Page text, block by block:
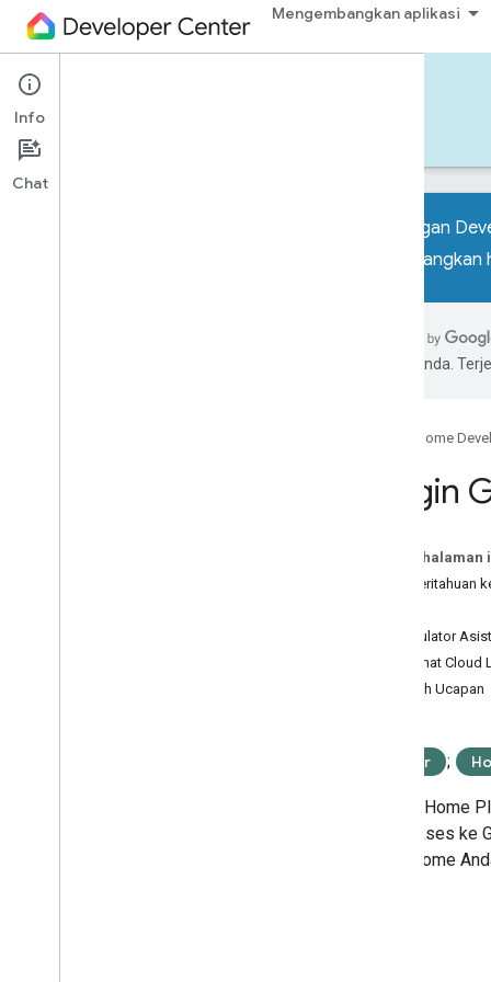
Mengembangkan aplikasi
Tools
Alat
Tantangan
pilihan Anda.
Google Home
Pada halaman
Pemberitahuan
Simulator
Melihat Cloud
Batch Ucapan
Matter ;
Google Home
Anda akses ke
smart home
Info
Chat